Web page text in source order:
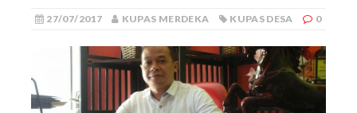
27/07/2017 KUPAS MERDEKA KUPAS DESA 0